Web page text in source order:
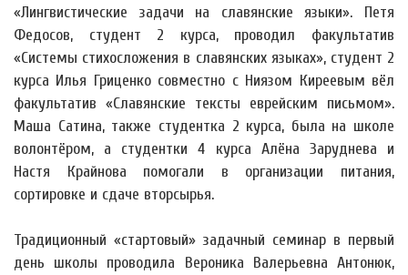
«Лингвистические задачи на славянские языки». Петя
Федосов, студент 2 курса, проводил факультатив
«Системы стихосложения в славянских языках», студент 2
курса Илья Гриценко совместно с Ниязом Киреевым вёл
факультатив «Славянские тексты еврейским письмом».
Маша Сатина, также студентка 2 курса, была на школе
волонтёром, а студентки 4 курса Алёна Заруднева и
Настя Крайнова помогали в организации питания,
сортировке и сдаче вторсырья.
Традиционный «стартовый» задачный семинар в первый
день школы проводила Вероника Валерьевна Антонюк,